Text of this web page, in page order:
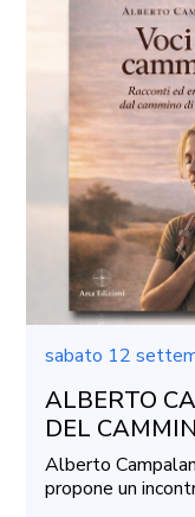
sabato 12
ALBERTO
DEL
Alberto
propone un